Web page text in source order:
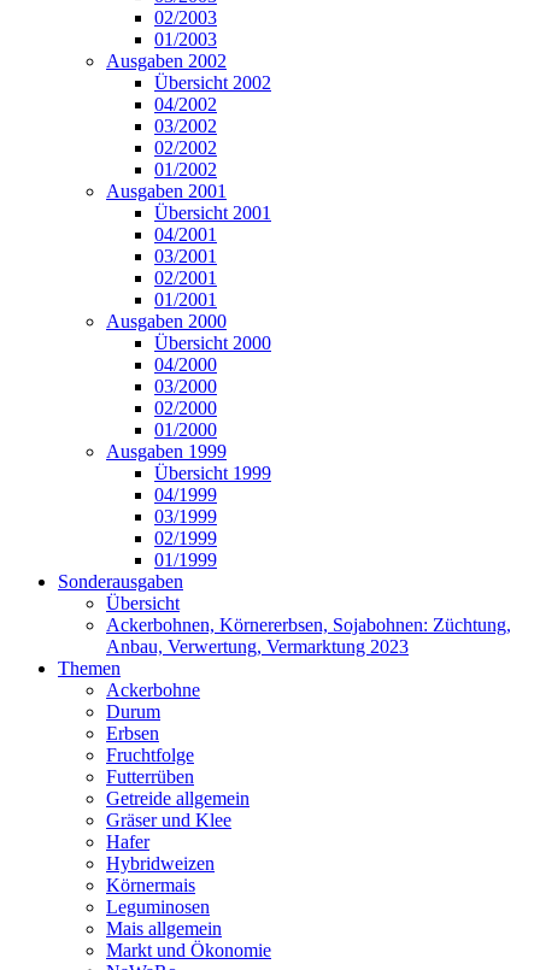
02/2003
01/2003
Ausgaben 2002
Übersicht 2002
04/2002
03/2002
02/2002
01/2002
Ausgaben 2001
Übersicht 2001
04/2001
03/2001
02/2001
01/2001
Ausgaben 2000
Übersicht 2000
04/2000
03/2000
02/2000
01/2000
Ausgaben 1999
Übersicht 1999
04/1999
03/1999
02/1999
01/1999
Sonderausgaben
Übersicht
Ackerbohnen, Körnererbsen, Sojabohnen: Züchtung,
Anbau, Verwertung, Vermarktung 2023
Themen
Ackerbohne
Durum
Erbsen
Fruchtfolge
Futterrüben
Getreide allgemein
Gräser und Klee
Hafer
Hybridweizen
Körnermais
Leguminosen
Mais allgemein
Markt und Ökonomie